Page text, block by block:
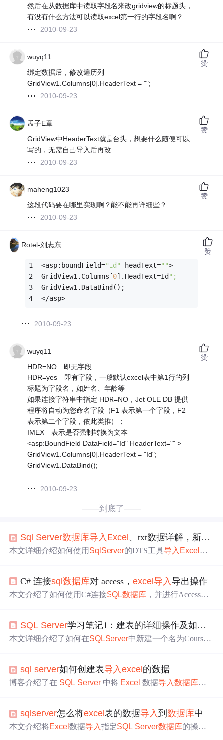
然后在从数据库中读取字段名来改gridview的标题头，
有没有什么方法可以读取excel第一行的字段名啊？
2010-09-23
wuyq11
绑定数据后，修改遍历列
GridView1.Columns[0].HeaderText = "";
2010-09-23
赞
孟子E章
GridView中HeaderText就是台头，想要什么随便可以
写的，无需自己导入后再改
2010-09-23
赞
maheng1023
这段代码要在哪里实现啊？能不能再详细些？
2010-09-23
赞
Rotel-刘志东
<asp:boundField="id" headText="">
GridView1.Columns[0].HeadText=Id ";
GridView1.DataBind();
</asp>
2010-09-23
赞
wuyq11
HDR=NO 即无字段
HDR=yes 即有字段，一般默认excel表中第1行的列
标题为字段名，如姓名、年龄等
如果连接字符串中指定 HDR=NO，Jet OLE DB 提供
程序将自动为您命名字段（F1 表示第一个字段，F2
表示第二个字段，依此类推）；
IMEX 表示是否强制转换为文本
<asp:BoundField DataField="Id" HeaderText="" >
GridView1.Columns[0].HeaderText = "Id";
GridView1.DataBind();
2010-09-23
赞
——到底了——
Sql Server数据库导入 Excel 、txt数据详解，新人必看
本文详细介绍如何使用 Sql Server的DTS工具导入 Excel 和t
C# 连接sql数据库对 access，excel导入导出操作
本文介绍了如何使用C#连接SQL数据库 ，并进行Access和
L
Server 中读取、导入和导出Access和Excel数据。此外，
还展示了将SQL Server数据导入到Excel以及在SQL Serve
SQL Server学习笔记1：建表的详细操作及如何将
本文详细介绍了如何在SQLServer中新建一个名为Course
sql server如何创建表导入excel 的数据
博客介绍了在 SQL Server 中将 Excel 数据导入数据库表
先创建表再使用 SSIS 或 BULK INSERT 等方式，还提及了
各方法的操作步骤和注意事项。
sqlserver怎么将excel表的数据导入到数据库中
本文介绍将Excel数据导入指定SQL Server数据库的操作